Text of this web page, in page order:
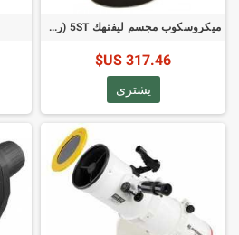
ميكروسكوب مجسم ليفنهك 5ST (رمز المنتج: 35321)
317.46 US$
يشترى